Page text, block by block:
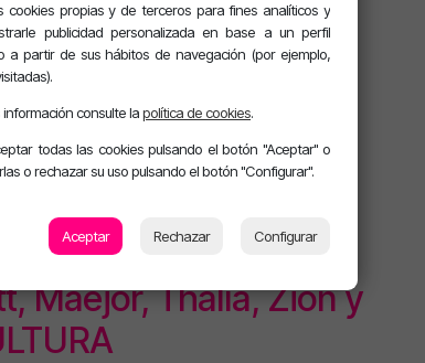
Turizo, Sofía
Maejor, Thalía, Zion y
cookies propias y de terceros para fines analíticos y
publicidad personalizada en base a un perfil
a partir de sus hábitos de navegación (por ejemplo,
consulte lapolítica de cookies.
todas las cookies pulsando el botón "Aceptar" o
o rechazar su uso pulsando el botón "Configurar".
Aceptar Rechazar Configurar